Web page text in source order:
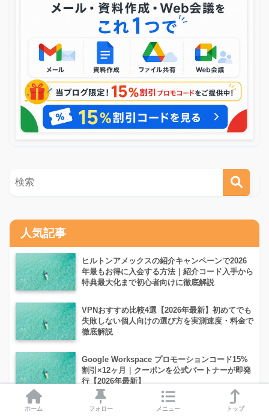
人気記事
ヒルトンアメックスの紹介キャンペーンで2026
年最もお得に入会する方法｜紹介コード入手から
特典最大化まで初心者向けに徹底解説
VPNおすすめ比較4選【2026年最新】初めてでも
失敗しない個人向けの選び方を実測速度・料金で
徹底解説
Google Workspace プロモーションコード15%
割引×12ヶ月｜クーポンを公式パートナーが即発
行【2026年最新】
Genspark（ジェンスパーク）の始め方・使い方
ホーム フォロー メニュー トップ